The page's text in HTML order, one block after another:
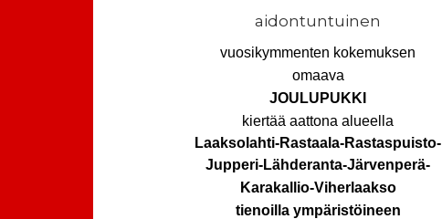
aidontuntuinen
vuosikymmenten kokemuksen
omaava
JOULUPUKKI
kiertää aattona alueella
Laaksolahti-Rastaala-Rastaspuisto-
Jupperi-Lähderanta-Järvenperä-
Karakallio-Viherlaakso
tienoilla ympäristöineen